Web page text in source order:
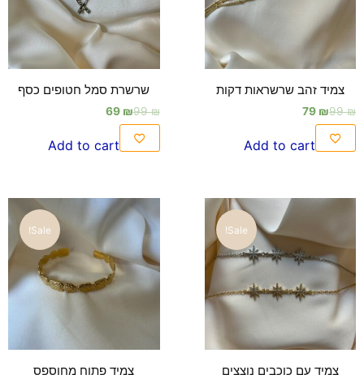
צמיד זהב שרשראות דקות
99₪
79 ₪
Add to cart
שרשרת סמל חטופים כסף
99₪
69 ₪
Add to cart
Sale!
צמיד עם כוכבים נוצצים
Sale!
צמיד פתוח מחוספס